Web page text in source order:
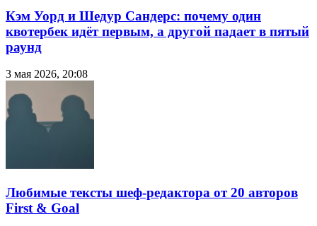
Кэм Уорд и Шедур Сандерс: почему один
квотербек идёт первым, а другой падает в пятый
раунд
3 мая 2026, 20:08
Любимые тексты шеф-редактора от 20 авторов
First & Goal